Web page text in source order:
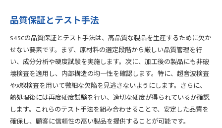
品質保証とテスト手法
S45Cの品質保証とテスト手法は、高品質な製品を生産するために欠か
せない要素です。まず、原材料の選定段階から厳しい品質管理を行
い、成分分析や硬度試験を実施します。次に、加工後の製品にも非破
壊検査を適用し、内部構造の均一性を確認します。特に、超音波検査
やX線検査を用いて微細な欠陥を見逃さないようにします。さらに、
熱処理後には再度硬度試験を行い、適切な硬度が得られているか確認
します。これらのテスト手法を組み合わせることで、安定した品質を
確保し、顧客に信頼性の高い製品を提供することが可能です。